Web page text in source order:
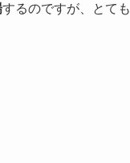
するのですが、とても